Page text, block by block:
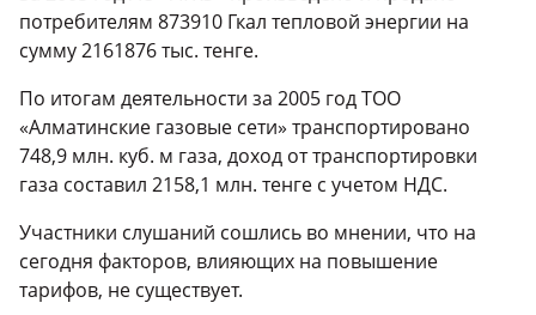
потребителям 873910 Гкал тепловой энергии на
сумму 2161876 тыс. тенге.
По итогам деятельности за 2005 год ТОО
«Алматинские газовые сети» транспортировано
748,9 млн. куб. м газа, доход от транспортировки
газа составил 2158,1 млн. тенге с учетом НДС.
Участники слушаний сошлись во мнении, что на
сегодня факторов, влияющих на повышение
тарифов, не существует.